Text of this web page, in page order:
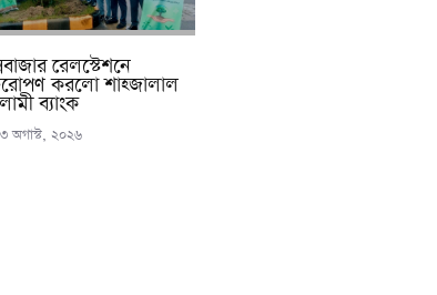
রেলস্টেশনে
করলো শাহ্জালাল
ব্যাংক
৩ অগাস্ট, ২০২৬